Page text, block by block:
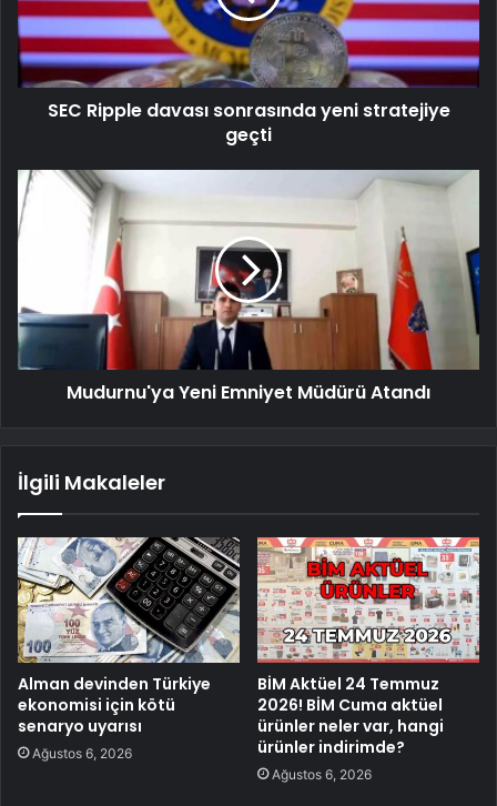
SEC Ripple davası sonrasında yeni stratejiye
geçti
Mudurnu'ya Yeni Emniyet Müdürü Atandı
İlgili Makaleler
Alman devinden Türkiye
ekonomisi için kötü
senaryo uyarısı
Ağustos 6, 2026
BİM Aktüel 24 Temmuz
2026! BİM Cuma aktüel
ürünler neler var, hangi
ürünler indirimde?
Ağustos 6, 2026